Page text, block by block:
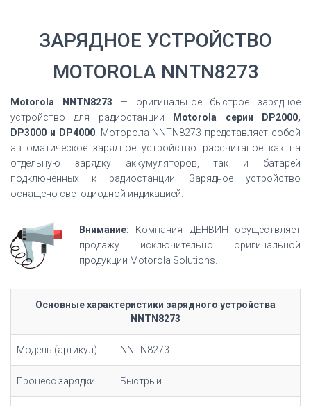
ЗАРЯДНОЕ УСТРОЙСТВО
MOTOROLA NNTN8273
Motorola NNTN8273 — оригинальное быстрое зарядное
устройство для радиостанции
Motorola серии DP2000,
DP3000 и DP4000. Моторола NNTN8273 представляет собой
автоматическое зарядное устройство рассчитаное как на
отдельную зарядку аккумуляторов, так и батарей
подключенных к радиостанции. Зарядное устройство
оснащено светодиодной индикацией.
Внимание: Компания ДЕНВИН осуществляет
продажу исключительно оригинальной
продукции Motorola Solutions.
Основные характеристики зарядного устройства
NNTN8273
Модель (артикул) NNTN8273
Процесс зарядки Быстрый